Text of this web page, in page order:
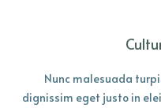
Nunc malesuada
dignissim eget justo in